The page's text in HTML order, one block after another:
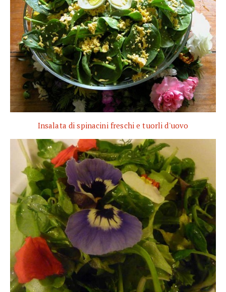
Insalata di spinacini freschi e tuorli d'uovo